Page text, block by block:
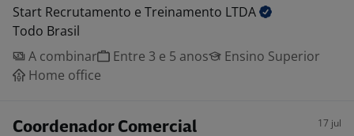
Start Recrutamento e Treinamento LTDA
Todo Brasil
A combinar
Entre 3 e 5 anos
Ensino Superior
Home office
Coordenador Comercial 17 jul